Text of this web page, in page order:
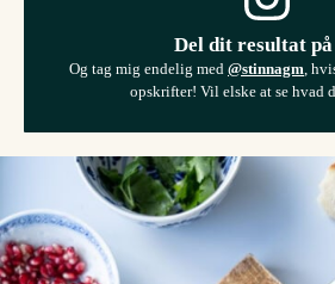
Del dit resultat
Og tag mig endelig med @stinnagm ,
opskrifter! Vil elske at se hvad